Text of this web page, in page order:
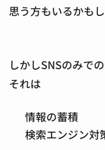
思う方もいるかもし
しかしSNSのみで
それは
情報の蓄積
検索エンジン対